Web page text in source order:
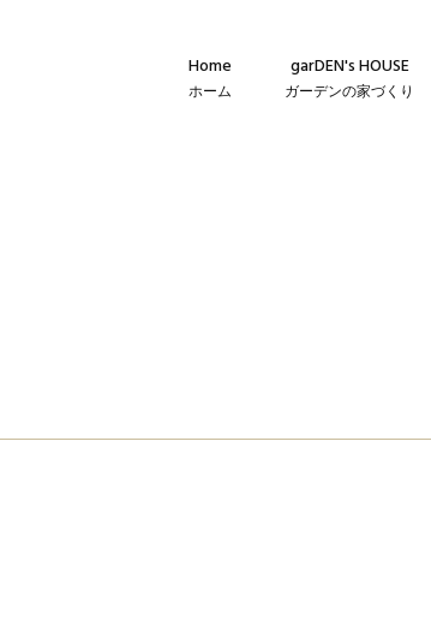
Home
ホーム
garDEN's HOUSE
ガーデンの家づくり